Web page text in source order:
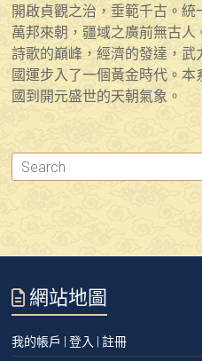
開啟貞觀之治，垂範千古。統
萬邦來朝，疆域之廣前無古人
詩歌的巔峰，經濟的發達，
國運步入了一個黃金時代。
國到開元盛世的天朝氣象。
網站地圖
我的帳戶 | 登入 | 註冊